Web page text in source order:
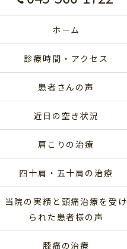
ホーム
診療時間・アクセス
患者さんの声
近日の空き状況
肩こりの治療
四十肩・五十肩の治療
当院の実績と頭痛治療を受け
られた患者様の声
膝痛の治療